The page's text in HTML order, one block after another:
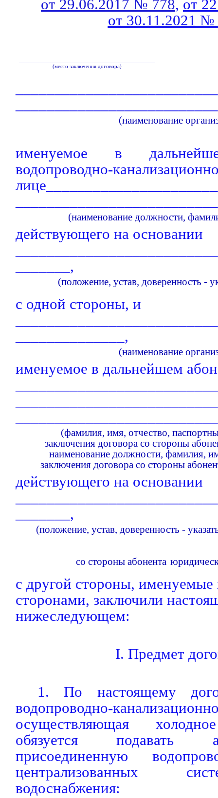
от 29.06.2017 № 778, от
от 30.11.2021 №
(место заключения договора)
(наименование
именуемое в
водопроводно-
(наименование должности,
действующего на основании
_______,
(положение, устав, доверенность -
с одной стороны, и
______________,
(наименование
именуемое в дальнейшем
(фамилия, имя, отчество,
заключения договора со стороны
наименование должности, фамилия,
заключения договора со стороны
действующего на основании
_______,
(положение, устав, доверенность -
со стороны абонента
с другой стороны,
сторонами, заключили
нижеследующем:
I. Предмет
1. По настоящему
водопроводно-
осуществляющая
обязуется подавать
присоединенную
централизованных
водоснабжения: